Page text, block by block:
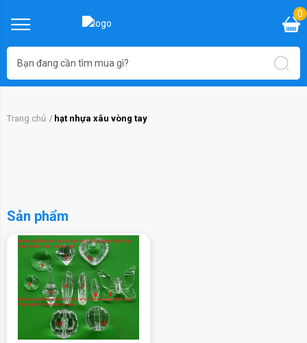
0
Trang chủ hạt nhựa xâu vòng tay
Sản phẩm